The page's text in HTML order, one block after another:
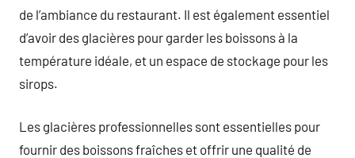
de l’ambiance du restaurant. Il est également essentiel
d’avoir des glacières pour garder les boissons à la
température idéale, et un espace de stockage pour les
sirops.
Les glacières professionnelles sont essentielles pour
fournir des boissons fraîches et offrir une qualité de